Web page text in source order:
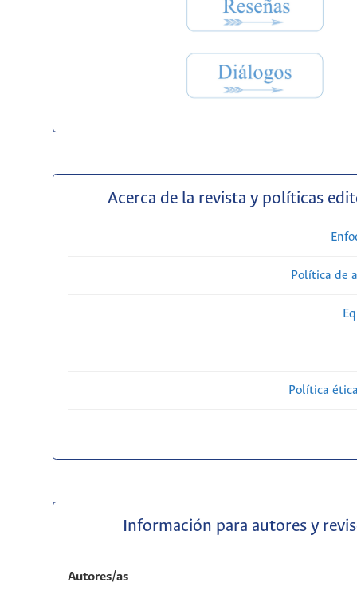
Acerca de la revista y políticas
Política de
Política
Información para autores y
Autores/as